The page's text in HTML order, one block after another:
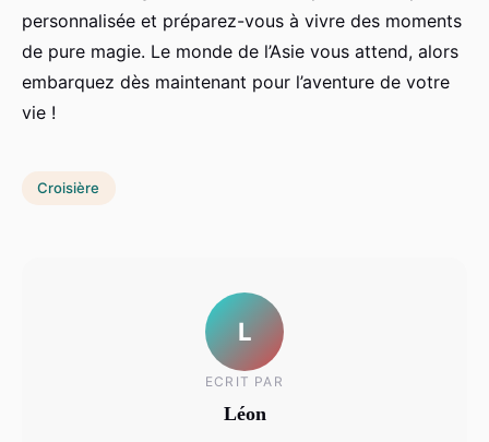
personnalisée et préparez-vous à vivre des moments
de pure magie. Le monde de l’Asie vous attend, alors
embarquez dès maintenant pour l’aventure de votre
vie !
Croisière
L
ECRIT PAR
Léon